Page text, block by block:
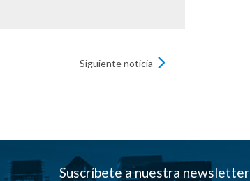
Siguiente noticia
Suscríbete a nuestra newsletter